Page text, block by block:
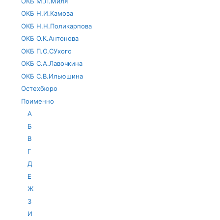
ОКБ Н.И.Камова
ОКБ Н.Н.Поликарпова
ОКБ О.К.Антонова
ОКБ П.О.СУхого
ОКБ С.А.Лавочкина
ОКБ С.В.Ильюшина
Остехбюро
Поименно
А
Б
В
Г
Д
Е
Ж
З
И